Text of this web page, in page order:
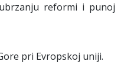
reformi i punoj
pri Evropskoj uniji.